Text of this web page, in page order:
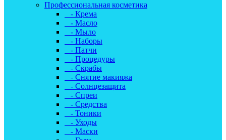
Профессиональная косметика
- Крема
- Масло
- Мыло
- Наборы
- Патчи
- Процедуры
- Скрабы
- Снятие макияжа
- Солнцезащита
- Спреи
- Средства
- Тоники
- Уходы
- Маски